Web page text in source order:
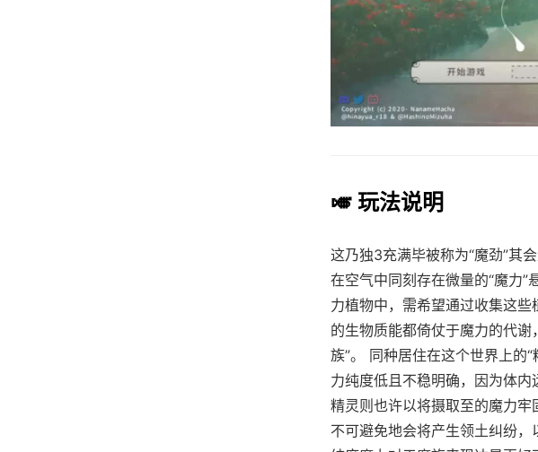
🎺 玩法说明
这乃独3充满毕被称为“魔劲”其
在空气中同刻存在微量的“魔力
力植物中，需希望通过收集这
的生物质能都倚仗于魔力的代
族”。 同种居住在这个世界上的
力纯度低且不稳明确，因为体
精灵则也许以将摄取至的魔力牢
不可避免地会将产生领土纠纷